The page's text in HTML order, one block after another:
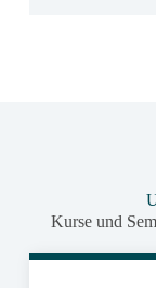
Kurse und